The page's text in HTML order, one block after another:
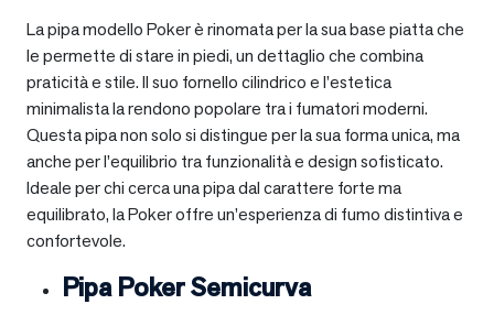
La pipa modello Poker è rinomata per la sua base piatta che
le permette di stare in piedi, un dettaglio che combina
praticità e stile. Il suo fornello cilindrico e l’estetica
minimalista la rendono popolare tra i fumatori moderni.
Questa pipa non solo si distingue per la sua forma unica, ma
anche per l’equilibrio tra funzionalità e design sofisticato.
Ideale per chi cerca una pipa dal carattere forte ma
equilibrato, la Poker offre un’esperienza di fumo distintiva e
confortevole.
Pipa Poker Semicurva